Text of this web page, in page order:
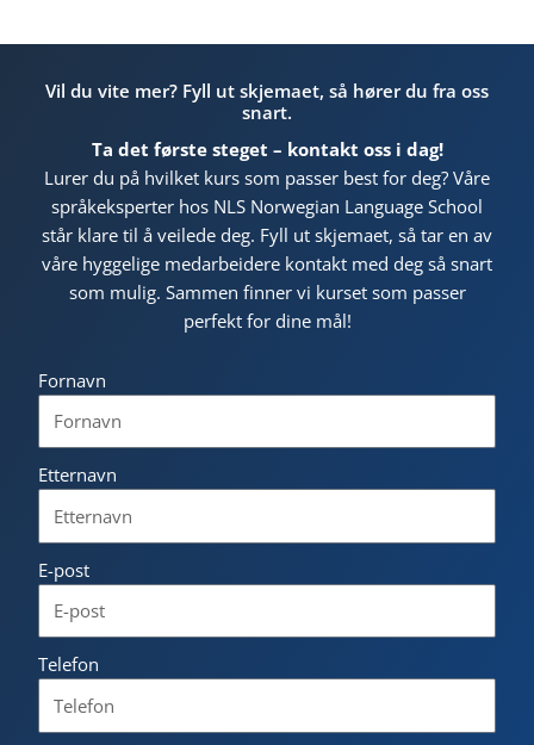
Vil du vite mer? Fyll ut skjemaet, så hører du fra oss
snart.
Ta det første steget – kontakt oss i dag!
Lurer du på hvilket kurs som passer best for deg? Våre
språkeksperter hos NLS Norwegian Language School
står klare til å veilede deg. Fyll ut skjemaet, så tar en av
våre hyggelige medarbeidere kontakt med deg så snart
som mulig. Sammen finner vi kurset som passer
perfekt for dine mål!
Fornavn
Etternavn
E-post
Telefon